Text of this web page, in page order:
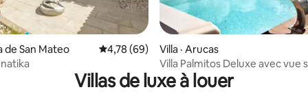
5, 119 commentaires
de San Mateo Note moyenne de 4,78 sur 5, 69
4,78 (69)
Villa · Arucas
Villa Palmitos Deluxe avec vue
Villas de luxe à louer